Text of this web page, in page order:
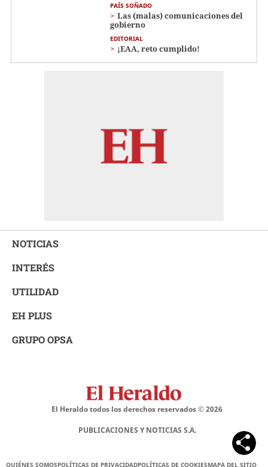
PAÍS SOÑADO
Las (malas) comunicaciones del
gobierno
EDITORIAL
¡EAA, reto cumplido!
NOTICIAS
INTERÉS
UTILIDAD
EH PLUS
GRUPO OPSA
El Heraldo todos los derechos reservados ©2026
PUBLICACIONES Y NOTICIAS S.A.
QUIÉNES SOMOSPOLÍTICAS DE PRIVACIDADPOLÍTICAS DE COOKIESMAPA DEL SITIO